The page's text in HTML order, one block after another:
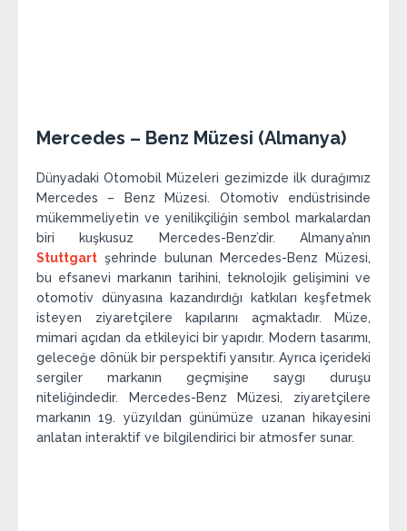
Mercedes – Benz Müzesi (Almanya)
Dünyadaki Otomobil Müzeleri gezimizde ilk durağımız
Mercedes – Benz Müzesi. Otomotiv endüstrisinde
mükemmeliyetin ve yenilikçiliğin sembol markalardan
biri kuşkusuz Mercedes-Benz’dir. Almanya’nın
Stuttgart şehrinde bulunan Mercedes-Benz Müzesi,
bu efsanevi markanın tarihini, teknolojik gelişimini ve
otomotiv dünyasına kazandırdığı katkıları keşfetmek
isteyen ziyaretçilere kapılarını açmaktadır. Müze,
mimari açıdan da etkileyici bir yapıdır. Modern tasarımı,
geleceğe dönük bir perspektifi yansıtır. Ayrıca içerideki
sergiler markanın geçmişine saygı duruşu
niteliğindedir. Mercedes-Benz Müzesi, ziyaretçilere
markanın 19. yüzyıldan günümüze uzanan hikayesini
anlatan interaktif ve bilgilendirici bir atmosfer sunar.